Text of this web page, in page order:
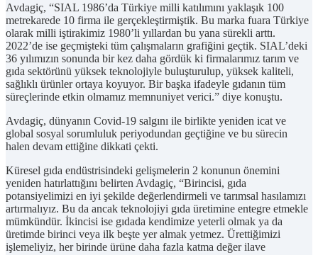
Avdagiç, “SIAL 1986’da Türkiye milli katılımını yaklaşık 100
metrekarede 10 firma ile gerçekleştirmiştik. Bu marka fuara Türkiye
olarak milli iştirakimiz 1980’li yıllardan bu yana sürekli arttı.
2022’de ise geçmişteki tüm çalışmaların grafiğini geçtik. SIAL’deki
36 yılımızın sonunda bir kez daha gördük ki firmalarımız tarım ve
gıda sektörünü yüksek teknolojiyle buluşturulup, yüksek kaliteli,
sağlıklı ürünler ortaya koyuyor. Bir başka ifadeyle gıdanın tüm
süreçlerinde etkin olmamız memnuniyet verici.” diye konuştu.
Avdagiç, dünyanın Covid-19 salgını ile birlikte yeniden icat ve
global sosyal sorumluluk periyodundan geçtiğine ve bu sürecin
halen devam ettiğine dikkati çekti.
Küresel gıda endüstrisindeki gelişmelerin 2 konunun önemini
yeniden hatırlattığını belirten Avdagiç, “Birincisi, gıda
potansiyelimizi en iyi şekilde değerlendirmeli ve tarımsal hasılamızı
artırmalıyız. Bu da ancak teknolojiyi gıda üretimine entegre etmekle
mümkündür. İkincisi ise gıdada kendimize yeterli olmak ya da
üretimde birinci veya ilk beşte yer almak yetmez. Ürettiğimizi
işlemeliyiz, her birinde ürüne daha fazla katma değer ilave